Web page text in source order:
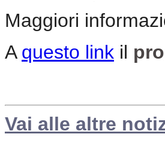
Maggiori
A questo link il
Vai alle altre